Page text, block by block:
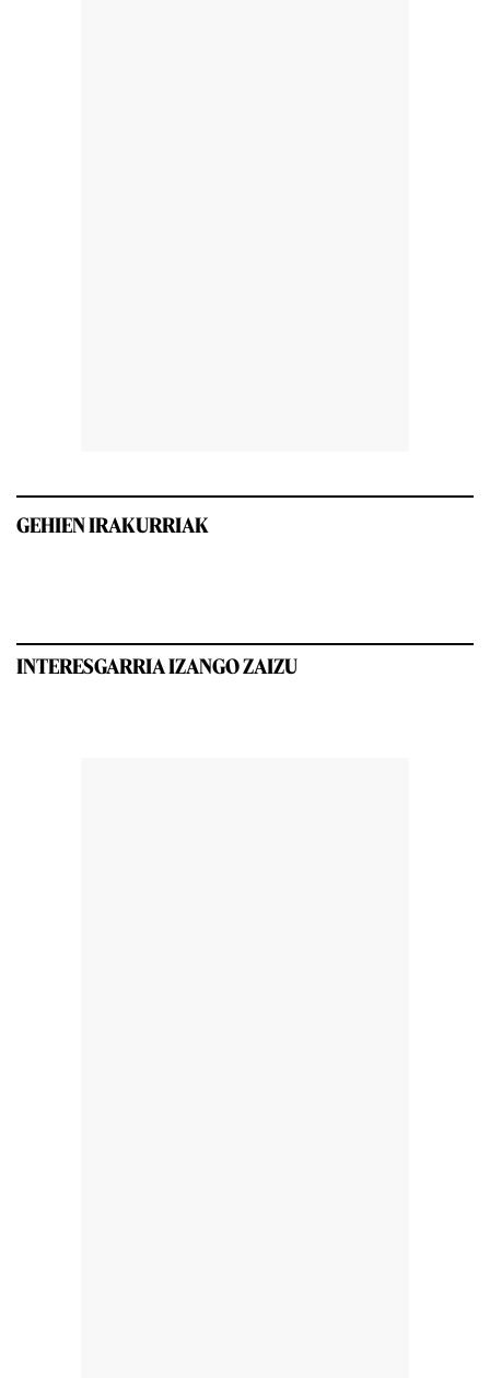
GEHIEN IRAKURRIAK
INTERESGARRIA IZANGO ZAIZU